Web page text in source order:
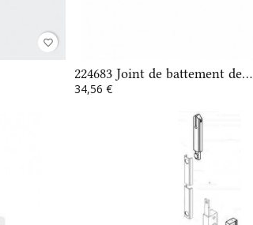
favorite_border
224683 Joint de battement de...
34,56 €